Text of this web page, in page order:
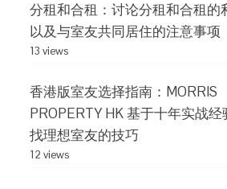
分租和合租：讨论分租和合租的
以及与室友共同居住的注意事项
13 views
香港版室友选择指南：MORRIS
PROPERTY HK 基于十年实战
找理想室友的技巧
12 views